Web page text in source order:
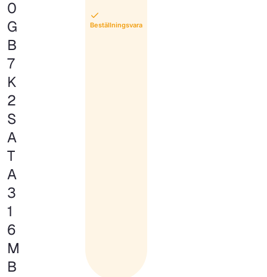
0
G
B
7
K
2
S
A
T
A
3
1
6
M
B
Beställningsvara